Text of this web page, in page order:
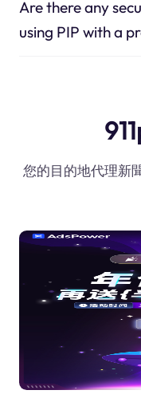
Are there any
using PIP with a
您的目的地代理新